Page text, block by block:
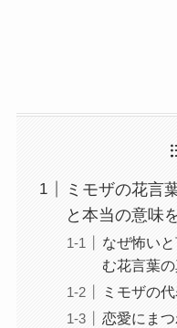
ミモザの花言
と本当の意味
なぜ怖い
む花言葉
ミモザの
恋愛にま